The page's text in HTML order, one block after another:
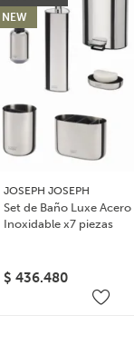
NEW
JOSEPH JOSEPH
Set de Baño Luxe Acero
Inoxidable x7 piezas
$ 436.480